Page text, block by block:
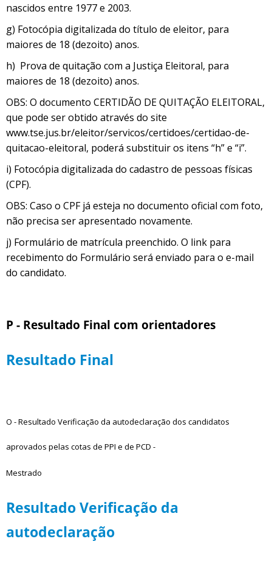
nascidos entre 1977 e 2003.
g) Fotocópia digitalizada do título de eleitor, para
maiores de 18 (dezoito) anos.
h) Prova de quitação com a Justiça Eleitoral, para
maiores de 18 (dezoito) anos.
OBS: O documento CERTIDÃO DE QUITAÇÃO ELEITORAL,
que pode ser obtido através do site
www.tse.jus.br/eleitor/servicos/certidoes/certidao-de-
quitacao-eleitoral, poderá substituir os itens “h” e “i”.
i) Fotocópia digitalizada do cadastro de pessoas físicas
(CPF).
OBS: Caso o CPF já esteja no documento oficial com foto,
não precisa ser apresentado novamente.
j) Formulário de matrícula preenchido. O link para
recebimento do Formulário será enviado para o e-mail
do candidato.
P - Resultado Final com orientadores
Resultado Final
O - Resultado Verificação da autodeclaração dos candidatos
aprovados pelas cotas de PPI e de PCD -
Mestrado
Resultado Verificação da
autodeclaração